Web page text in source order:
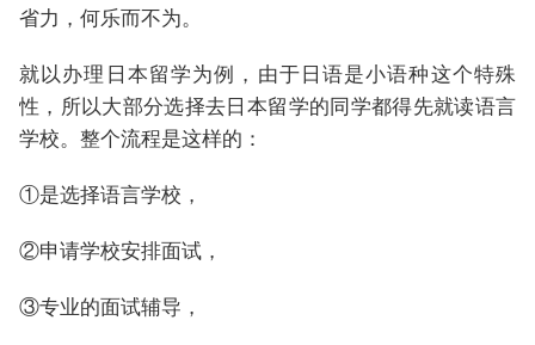
省力，何乐而不为。
就以办理日本留学为例，由于日语是小语种这个特殊
性，所以大部分选择去日本留学的同学都得先就读语言
学校。整个流程是这样的：
①是选择语言学校，
②申请学校安排面试，
③专业的面试辅导，